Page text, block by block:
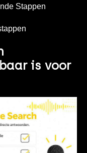
Stappen
is voor